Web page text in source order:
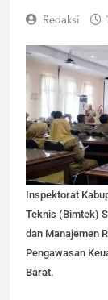
Redaksi
Inspektorat
Teknis (Bimtek)
dan Manajemen
Pengawasan
Barat.